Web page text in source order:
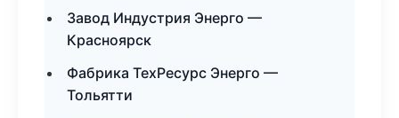
Завод Индустрия Энерго —
Красноярск
Фабрика ТехРесурс Энерго —
Тольятти